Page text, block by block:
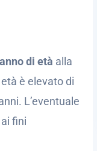
di età alla
è elevato di
L’eventuale
ai fini